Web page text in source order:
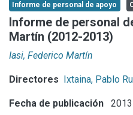
Aportar material
Statistics
Informe de personal de apoyo
Informe de personal
Martín (2012-2013)
Iasi, Federico Martín
Directores Ixtaina, Pablo
Fecha de publicación 2013